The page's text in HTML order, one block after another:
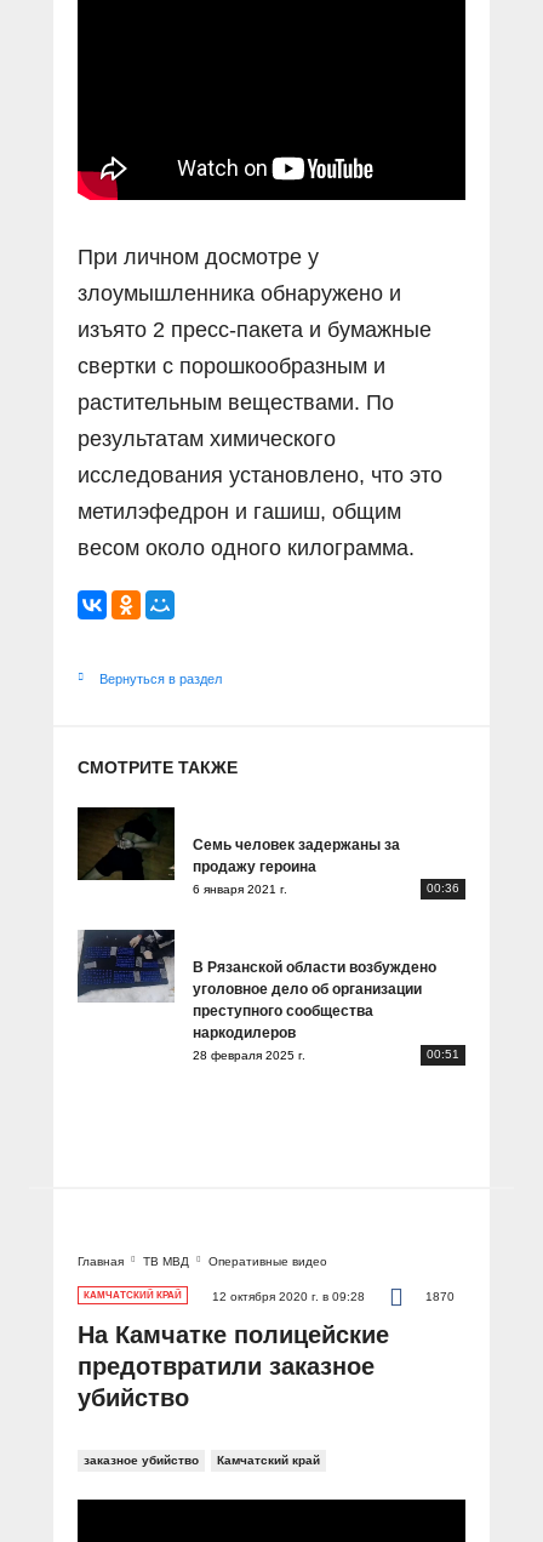
При личном досмотре у
злоумышленника обнаружено и
изъято 2 пресс-пакета и бумажные
свертки с порошкообразным и
растительным веществами. По
результатам химического
исследования установлено, что это
метилэфедрон и гашиш, общим
весом около одного килограмма.
Вернуться в раздел
СМОТРИТЕ ТАКЖЕ
Семь человек задержаны за
продажу героина
6 января 2021 г. 00:36
В Рязанской области возбуждено
уголовное дело об организации
преступного сообщества
наркодилеров
28 февраля 2025 г. 00:51
Главная ТВ МВД Оперативные видео
КАМЧАТСКИЙ КРАЙ 12 октября 2020 г. в 09:28 1870
На Камчатке полицейские
предотвратили заказное
убийство
заказное убийство Камчатский край